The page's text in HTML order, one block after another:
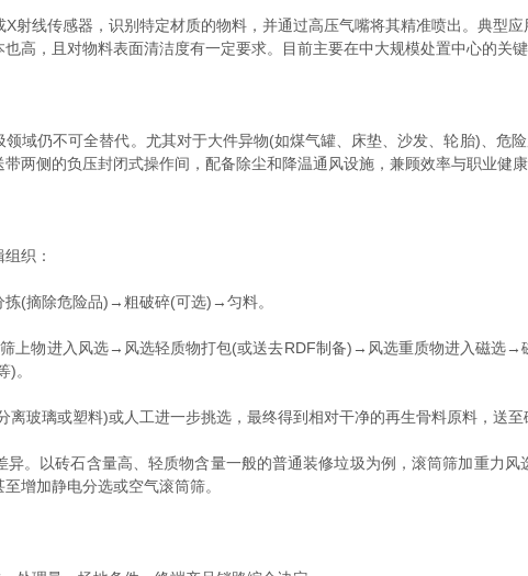
线传感器，识别特定材质的物料，并通过高压气嘴将其精准喷出。典型应
高，且对物料表面清洁度有一定要求。目前主要在中大规模处置中心的关键
仍不可全替代。尤其对于大件异物(如煤气罐、床垫、沙发、轮胎)、危
两侧的负压封闭式操作间，配备除尘和降温通风设施，兼顾效率与职业健康
织：
(摘除危险品)→粗破碎(可选)→匀料。
物进入风选→风选轻质物打包(或送去RDF制备)→风选重质物进入磁选
)。
璃或塑料)或人工进一步挑选，最终得到相对干净的再生骨料原料，送至
以砖石含量高、轻质物含量一般的普通装修垃圾为例，滚筒筛加重力风
增加静电分选或空气滚筒筛。